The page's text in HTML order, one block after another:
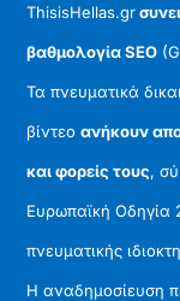
ThisisHellas.gr
βαθμολογία SEO
Τα πνευματικά
βίντεοανήκουν
και φορείς τους,
Ευρωπαϊκή Οδηγία
πνευματικής
Η αναδημοσίευση